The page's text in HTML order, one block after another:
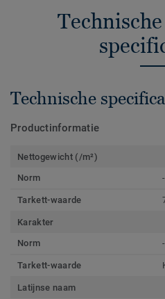
Technische
Productinformatie
Nettogewicht (/m²)
Norm
-
Tarkett-waarde
Karakter
Norm
-
Tarkett-waarde
Latijnse naam